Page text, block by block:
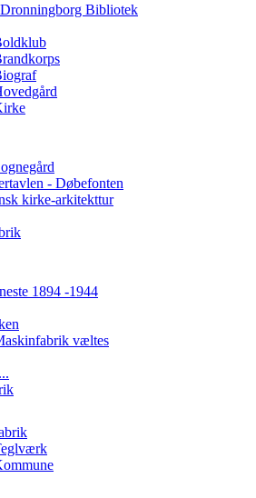
Bibliotek
- Døbefonten
kirke-arkitekttur
1894 -1944
væltes